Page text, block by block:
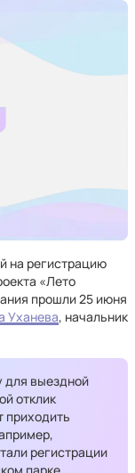
на регистрацию
«Лето
прошли 25 июня
Уханева, начальник
для выездной
отклик
приходить
регистрации